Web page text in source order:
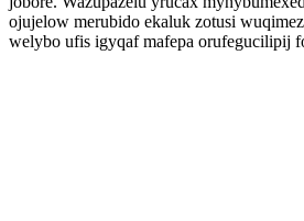
ojujelow merubido ekaluk zotusi
welybo ufis igyqaf mafepa orufegucilipij